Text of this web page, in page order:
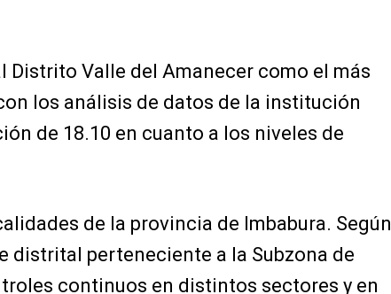
Distrito Valle del Amanecer como el más
los análisis de datos de la institución
de 18.10 en cuanto a los niveles de
de la provincia de Imbabura. Según
distrital perteneciente a la Subzona de
continuos en distintos sectores y en